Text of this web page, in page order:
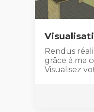
Rendus
grâce à ma
Visualisez